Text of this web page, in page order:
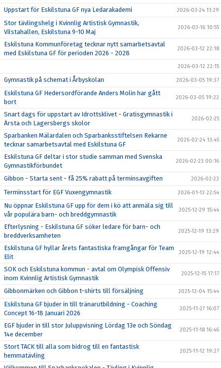
Uppstart för Eskilstuna GF nya Ledarakademi 2026-03-24 11:29
Stor tävlingshelg i Kvinnlig Artistisk Gymnastik,
Vilstahallen, Eskilstuna 9-10 Maj
2026-03-16 10:55
Eskilstuna Kommunföretag tecknar nytt samarbetsavtal
med Eskilstuna GF för perioden 2026 - 2028
2026-03-12 22:18
2026-03-12 22:15
Gymnastik på schemat i Årbyskolan 2026-03-05 19:37
Eskilstuna GF Hedersordförande Anders Molin har gått
bort
2026-03-05 19:22
Snart dags för uppstart av Idrottsklivet - Gratisgymnastik i
Ärsta och Lagersbergs skolor
2026-02-25
Sparbanken Mälardalen och Sparbanksstiftelsen Rekarne
tecknar samarbetsavtal med Eskilstuna GF
2026-02-24 13:45
Eskilstuna GF deltar i stor studie samman med Svenska
Gymnastikförbundet
2026-02-23 00:16
Gibbon - Starta sent - få 25% rabatt på terminsavgiften 2026-02-23
Terminsstart för EGF Vuxengymnastik 2026-01-13 22:54
Nu öppnar Eskilstuna GF upp för dem i kö att anmäla sig till
vår populära barn- och breddgymnastik
2025-12-29 15:44
Efterlysning - Eskilstuna GF söker ledare för barn- och
breddverksamheten
2025-12-19 13:29
Eskilstuna GF hyllar årets fantastiska framgångar för Team
Elit
2025-12-19 12:44
SOK och Eskilstuna kommun - avtal om Olympisk Offensiv
inom Kvinnlig Artistisk Gymnastik
2025-12-15 17:17
Gibbonmärken och Gibbon t-shirts till försäljning 2025-12-04 15:44
Eskilstuna GF bjuder in till tränarutbildning - Coaching
Concept 16-18 Januari 2026
2025-11-27 16:07
EGF bjuder in till stor Juluppvisning Lördag 13e och Söndag
14e december
2025-11-18 16:46
Stort TACK till alla som bidrog till en fantastisk
hemmatävling
2025-11-12 19:27